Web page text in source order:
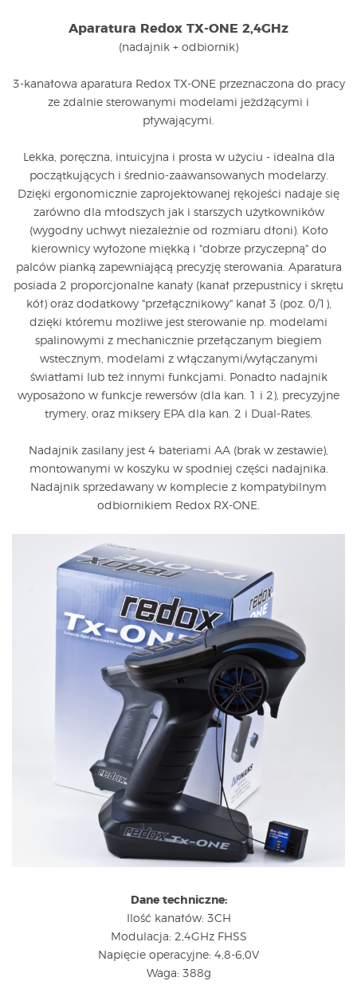
Aparatura Redox TX-ONE 2,4GHz
(nadajnik + odbiornik)
3-kanałowa aparatura Redox TX-ONE przeznaczona do pracy
ze zdalnie sterowanymi modelami jeżdżącymi i
pływającymi.
Lekka, poręczna, intuicyjna i prosta w użyciu - idealna dla
początkujących i średnio-zaawansowanych modelarzy.
Dzięki ergonomicznie zaprojektowanej rękojeści nadaje się
zarówno dla młodszych jak i starszych użytkowników
(wygodny uchwyt niezależnie od rozmiaru dłoni). Koło
kierownicy wyłożone miękką i "dobrze przyczepną" do
palców pianką zapewniającą precyzję sterowania. Aparatura
posiada 2 proporcjonalne kanały (kanał przepustnicy i skrętu
kół) oraz dodatkowy "przełącznikowy" kanał 3 (poz. 0/1),
dzięki któremu możliwe jest sterowanie np. modelami
spalinowymi z mechanicznie przełączanym biegiem
wstecznym, modelami z włączanymi/wyłączanymi
światłami lub też innymi funkcjami. Ponadto nadajnik
wyposażono w funkcje rewersów (dla kan. 1 i 2), precyzyjne
trymery, oraz miksery EPA dla kan. 2 i Dual-Rates.
Nadajnik zasilany jest 4 bateriami AA (brak w zestawie),
montowanymi w koszyku w spodniej części nadajnika.
Nadajnik sprzedawany w komplecie z kompatybilnym
odbiornikiem Redox RX-ONE.
Dane techniczne:
Ilość kanałów: 3CH
Modulacja: 2,4GHz FHSS
Napięcie operacyjne: 4,8-6,0V
Waga: 388g